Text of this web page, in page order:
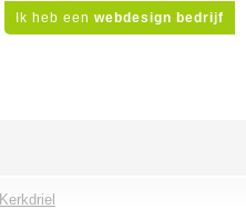
Ik heb een webdesign bedrijf
Kerkdriel